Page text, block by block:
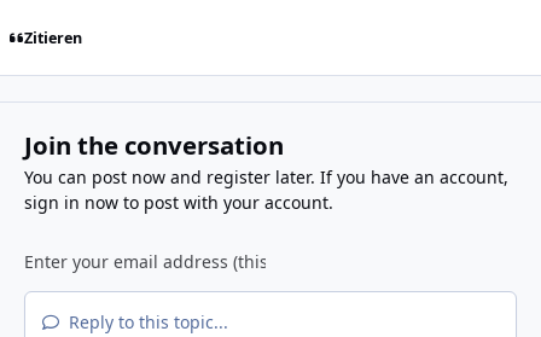
Zitieren
Join the conversation
You can post now and register later. If you have an account,
sign in nowto post with your account.
Reply to this topic...